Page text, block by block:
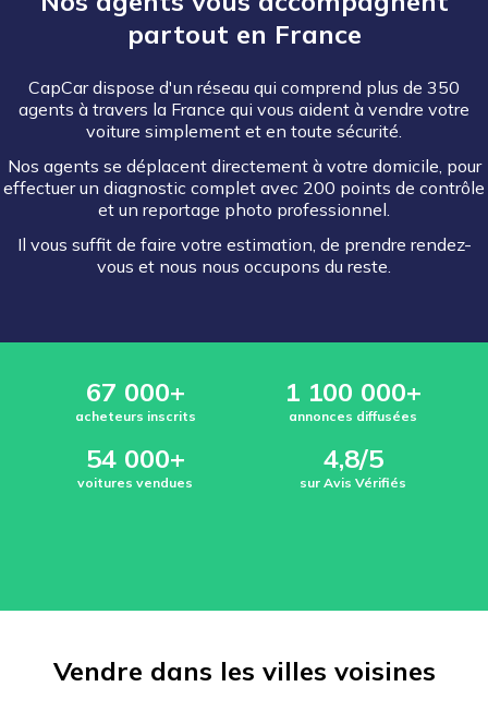
partout en France
CapCar dispose d'un réseau qui comprend plus de 350
agents à travers la France qui vous aident à vendre votre
voiture simplement et en toute sécurité.
Nos agents se déplacent directement à votre domicile, pour
effectuer un diagnostic complet avec 200 points de contrôle
et un reportage photo professionnel.
Il vous suffit de faire votre estimation, de prendre rendez-
vous et nous nous occupons du reste.
67 000+
acheteurs inscrits
1 100 000+
annonces diffusées
54 000+
voitures vendues
4,8/5
sur Avis Vérifiés
Vendre dans les villes voisines